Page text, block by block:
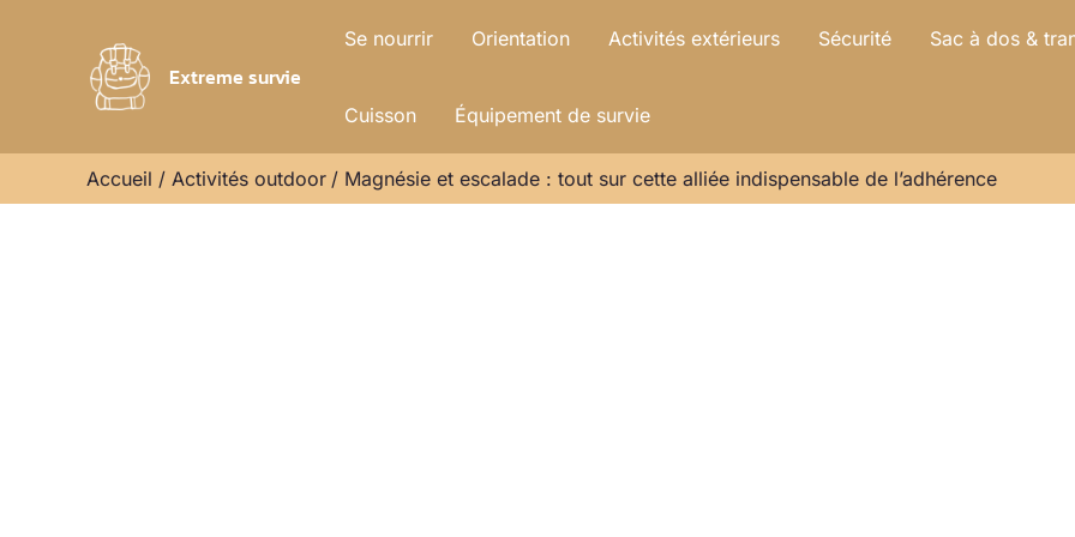
Extreme survie
Se nourrir Orientation Activités extérieurs Sécurité Sac à dos &
Cuisson Équipement de survie
Accueil Activités outdoor Magnésie et escalade : tout sur cette alliée indispensable de l’adhérence